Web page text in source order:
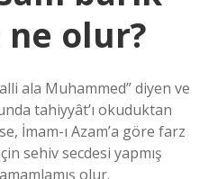
olur?
ala Muhammed” diyen ve
tahiyyât’ı okuduktan
İmam-ı Azam’a göre farz
sehiv secdesi yapmış
olur.